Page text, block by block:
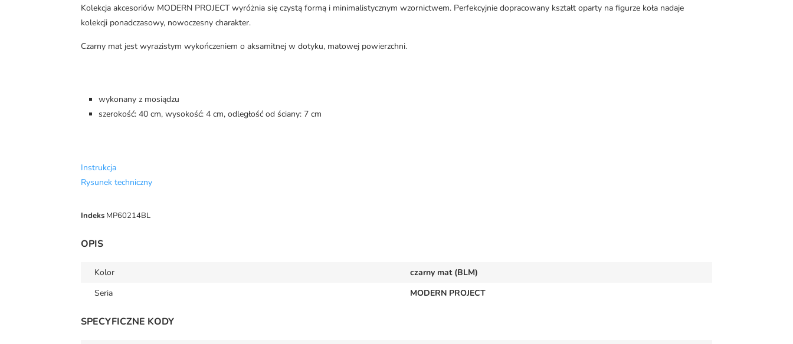
Kolekcja akcesoriów MODERN PROJECT wyróżnia się czystą formą i minimalistycznym wzornictwem. Perfekcyjnie dopracowany kształt oparty na figurze koła nadaje
kolekcji ponadczasowy, nowoczesny charakter.
Czarny mat jest wyrazistym wykończeniem o aksamitnej w dotyku, matowej powierzchni.
wykonany z mosiądzu
szerokość: 40 cm, wysokość: 4 cm, odległość od ściany: 7 cm
Instrukcja
Rysunek techniczny
Indeks MP60214BL
OPIS
Kolor
czarny mat (BLM)
Seria
MODERN PROJECT
SPECYFICZNE KODY